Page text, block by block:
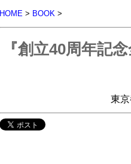
HOME> BOOK>
『創立40周年記
東